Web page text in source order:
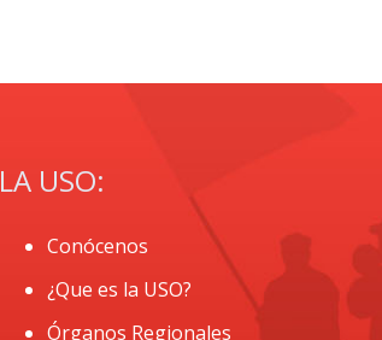
LA USO:
Conócenos
¿Que es la USO?
Órganos Regionales